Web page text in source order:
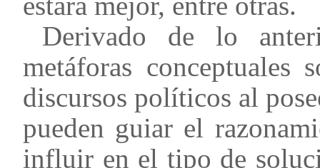
Derivado de lo
metáforas conceptuales
discursos políticos al
pueden guiar el
influir en el tipo de